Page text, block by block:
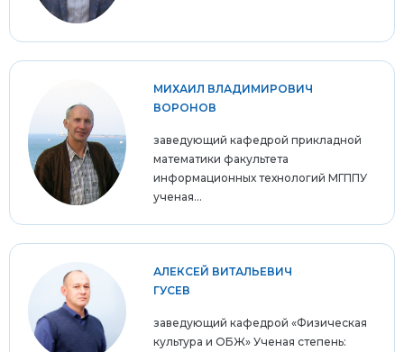
МИХАИЛ ВЛАДИМИРОВИЧ
ВОРОНОВ
заведующий кафедрой прикладной
математики факультета
информационных технологий МГППУ
ученая...
АЛЕКСЕЙ ВИТАЛЬЕВИЧ
ГУСЕВ
заведующий кафедрой «Физическая
культура и ОБЖ» Ученая степень: